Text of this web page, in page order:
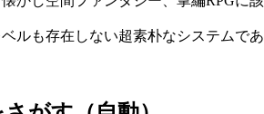
ルも存在しない超素朴なシステムで